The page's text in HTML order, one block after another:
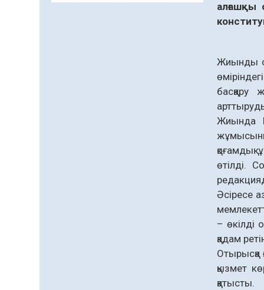
алғашқы
Жиынды
басқару
Жиында
өтілді.
Әсіресе
– өкілді
қадам
Отырысқа
қызмет
қатысты.